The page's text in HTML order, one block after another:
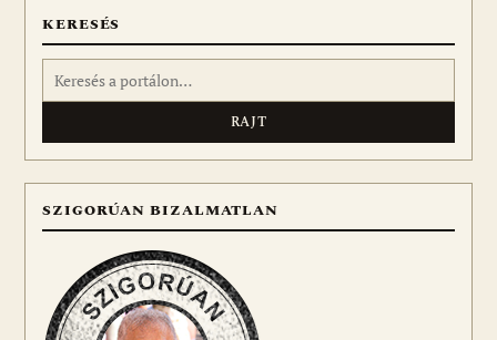
KERESÉS
Keresés:
SZIGORÚAN BIZALMATLAN